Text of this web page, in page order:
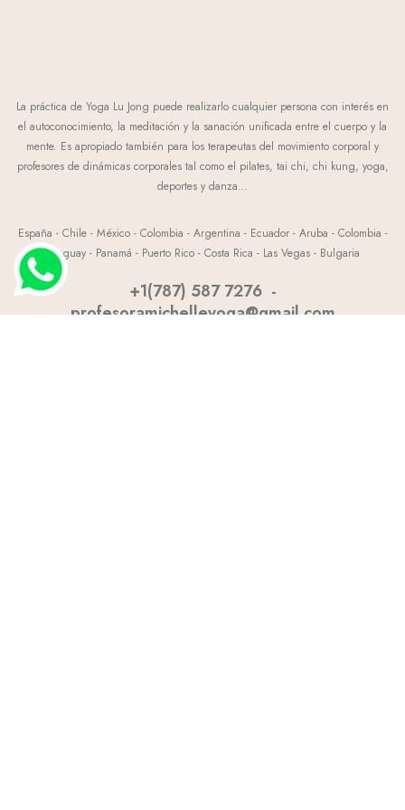
La práctica de Yoga Lu Jong puede realizarlo cualquier persona con interés en
el autoconocimiento, la meditación y la sanación unificada entre el cuerpo y la
mente. Es apropiado también para los terapeutas del movimiento corporal y
profesores de dinámicas corporales tal como el pilates, tai chi, chi kung, yoga,
deportes y danza…
España - Chile - México - Colombia - Argentina - Ecuador - Aruba - Colombia -
Uruguay - Panamá - Puerto Rico - Costa Rica - Las Vegas - Bulgaria
+1(787) 587 7276-
profesoramichelleyoga@gmail.com